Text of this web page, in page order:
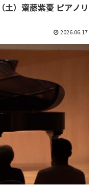
土）齋藤紫憂 ピアノリ
2026.06.17